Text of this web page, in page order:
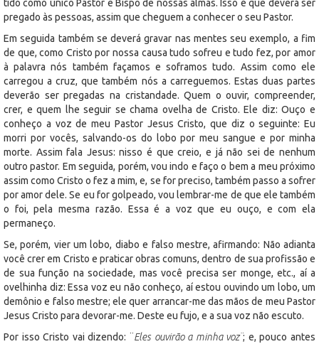
tido como único Pastor e Bispo de nossas almas. Isso é que deverá ser
pregado às pessoas, assim que cheguem a conhecer o seu Pastor.
Em seguida também se deverá gravar nas mentes seu exemplo, a fim
de que, como Cristo por nossa causa tudo sofreu e tudo fez, por amor
à palavra nós também façamos e soframos tudo. Assim como ele
carregou a cruz, que também nós a carreguemos. Estas duas partes
deverão ser pregadas na cristandade. Quem o ouvir, compreender,
crer, e quem lhe seguir se chama ovelha de Cristo. Ele diz: Ouço e
conheço a voz de meu Pastor Jesus Cristo, que diz o seguinte: Eu
morri por vocês, salvando-os do lobo por meu sangue e por minha
morte. Assim fala Jesus: nisso é que creio, e já não sei de nenhum
outro pastor. Em seguida, porém, vou indo e faço o bem a meu próximo
assim como Cristo o fez a mim, e, se for preciso, também passo a sofrer
por amor dele. Se eu for golpeado, vou lembrar-me de que ele também
o foi, pela mesma razão. Essa é a voz que eu ouço, e com ela
permaneço.
Se, porém, vier um lobo, diabo e falso mestre, afirmando: Não adianta
você crer em Cristo e praticar obras comuns, dentro de sua profissão e
de sua função na sociedade, mas você precisa ser monge, etc., aí a
ovelhinha diz: Essa voz eu não conheço, aí estou ouvindo um lobo, um
demônio e falso mestre; ele quer arrancar-me das mãos de meu Pastor
Jesus Cristo para devorar-me. Deste eu fujo, e a sua voz não escuto.
Por isso Cristo vai dizendo: ¨Eles ouvirão a minha voz¨; e, pouco antes